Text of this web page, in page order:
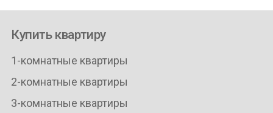
Купить квартиру
1-комнатные квартиры
2-комнатные квартиры
3-комнатные квартиры